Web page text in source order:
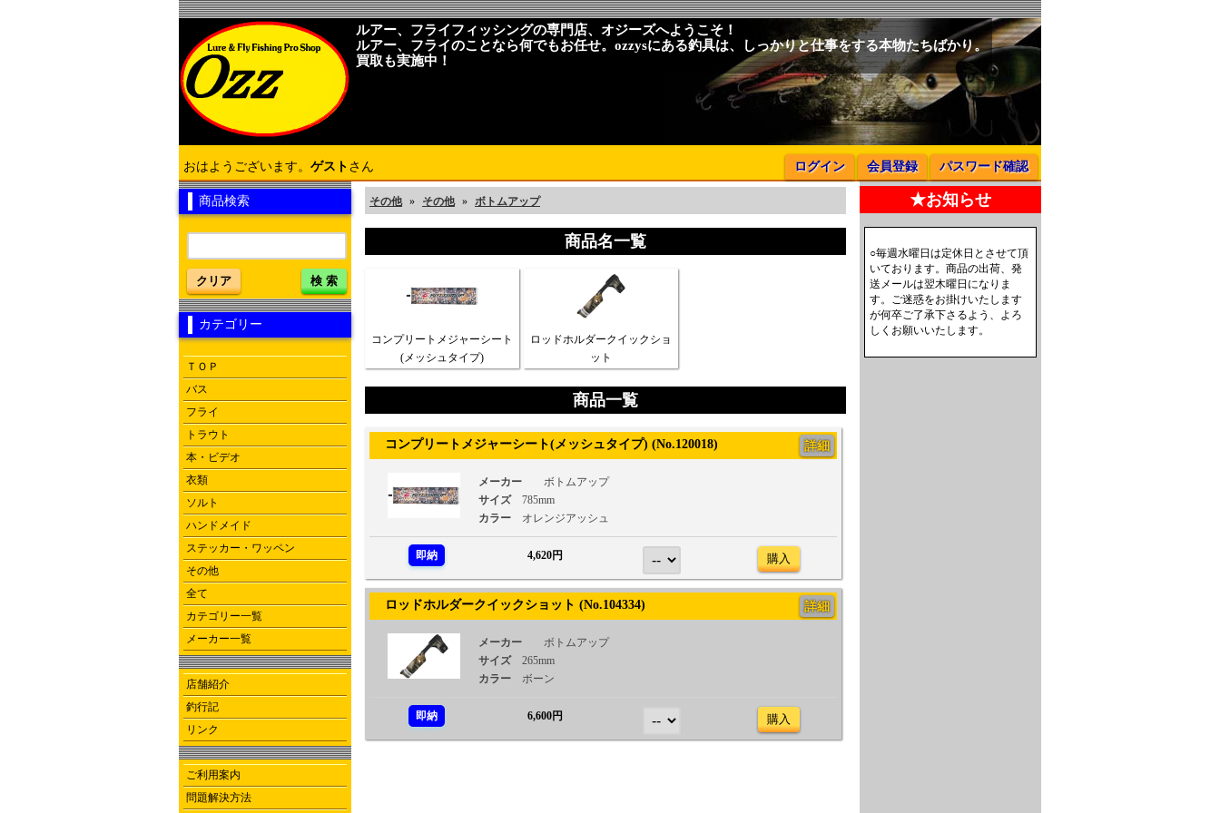
ルアー、フライフィッシングの専門店、オジーズへようこそ！
ルアー、フライのことなら何でもお任せ。ozzysにある釣具は、しっかりと仕事をする本物たちばかり。
買取も実施中！
おはようございます。 ゲスト さん ログイン 会員登録 パスワード確認
商品検索
クリア 検 索
カテゴリー
ＴＯＰ
バス
フライ
トラウト
本・ビデオ
衣類
ソルト
ハンドメイド
ステッカー・ワッペン
その他
全て
カテゴリー一覧
メーカー一覧
店舗紹介
釣行記
リンク
ご利用案内
問題解決方法
その他 » その他 » ボトムアップ
商品名一覧
コンプリートメジャーシート
(メッシュタイプ)
ロッドホルダークイックショ
ット
商品一覧
コンプリートメジャーシート(メッシュタイプ) (No.120018) 詳細
メーカー
ボトムアップ
サイズ
785mm
カラー
オレンジアッシュ
即納 4,620円 購入
ロッドホルダークイックショット (No.104334) 詳細
メーカー
ボトムアップ
サイズ
265mm
カラー
ボーン
即納 6,600円 購入
★お知らせ
○毎週水曜日は定休日とさせて頂
いております。商品の出荷、発
送メールは翌木曜日になりま
す。ご迷惑をお掛けいたします
が何卒ご了承下さるよう、よろ
しくお願いいたします。